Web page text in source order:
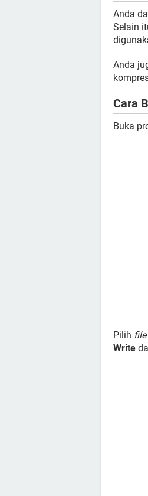
Anda
Selain
Anda
Cara
Buka
Pilih file
Write